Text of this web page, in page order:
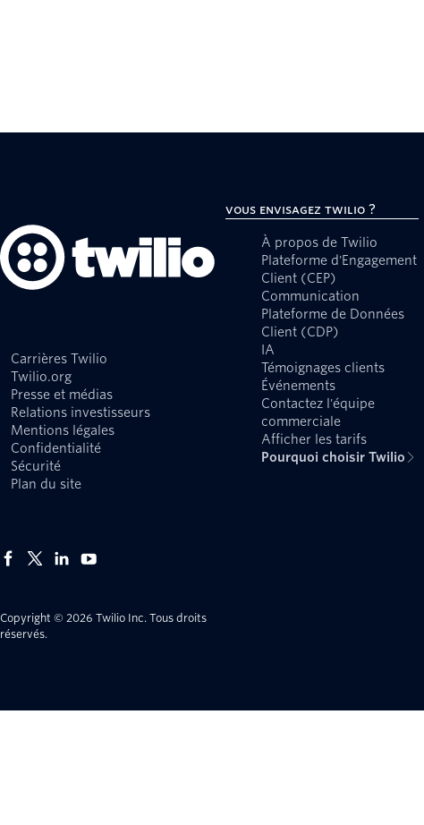
Carrières Twilio
Twilio.org
Presse et médias
Relations investisseurs
Mentions légales
Confidentialité
Sécurité
Plan du site
Copyright © 2026 Twilio Inc. Tous droits
réservés.
Vous envisagez Twilio ?
À propos de Twilio
Plateforme d'Engagement
Client (CEP)
Communication
Plateforme de Données
Client (CDP)
IA
Témoignages clients
Événements
Contactez l'équipe
commerciale
Afficher les tarifs
Pourquoi choisir Twilio